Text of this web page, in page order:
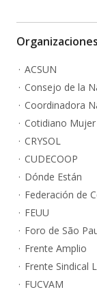
Organizaciones
ACSUN
Consejo de la
Coordinadora
Cotidiano Mujer
CRYSOL
CUDECOOP
Dónde Están
Federación de
FEUU
Foro de São
Frente Amplio
Frente Sindical
FUCVAM